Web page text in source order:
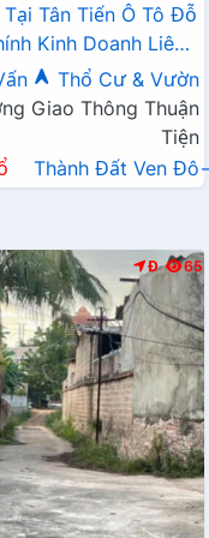
Tân Tiến Ô Tô Đỗ
Kinh Doanh Liên
Thổ Cư & Vườn
Giao Thông Thuận
Tiện
Thành Đất Ven
Đ 65